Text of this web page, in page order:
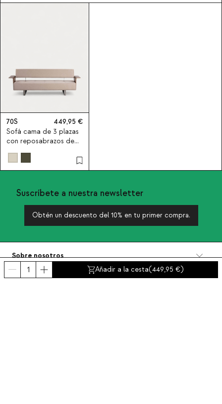
Añadir a la cesta(449,95 )
70S
449,95
Sofá cama de 3 plazas
con reposabrazos de
madera y tela New 70S
Suscríbete a nuestra newsletter
Obtén un descuento del 10% en tu primer compra.
Sobre nosotros
Categorías
Contacto y ayuda